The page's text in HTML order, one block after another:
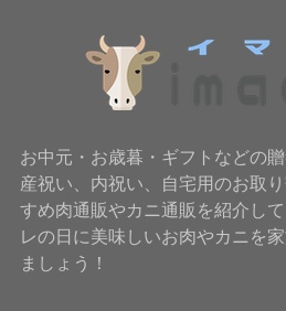
お中元・お歳暮・ギフトなどの
産祝い、内祝い、自宅用のお取
すめ肉通販やカニ通販を紹介し
レの日に美味しいお肉やカニを
ましょう！